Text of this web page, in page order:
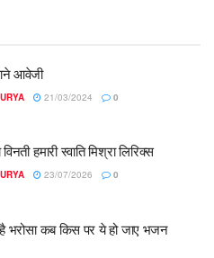
आवेजी
21/03/2024 0
हमारी स्वाति मिश्रा लिरिक्स
23/07/2026 0
है भरोसा कब किस पर ये हो जाए भजन